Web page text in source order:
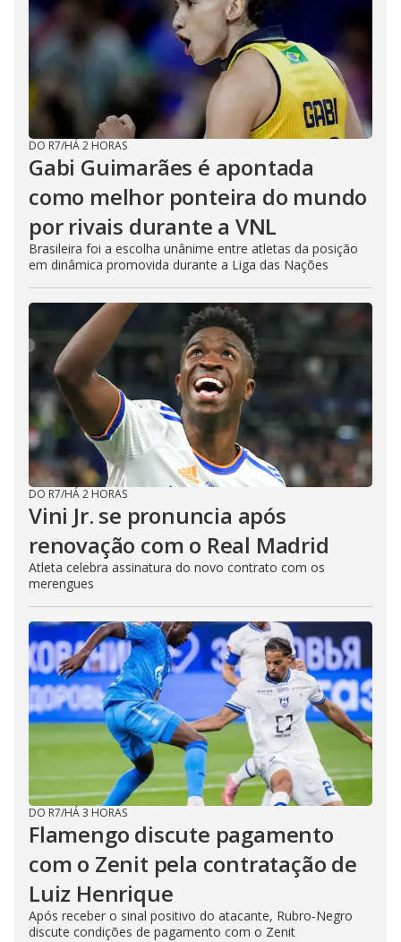
DO R7/HÁ 2 HORAS
Gabi Guimarães é apontada
como melhor ponteira do mundo
por rivais durante a VNL
Brasileira foi a escolha unânime entre atletas da posição
em dinâmica promovida durante a Liga das Nações
DO R7/HÁ 2 HORAS
Vini Jr. se pronuncia após
renovação com o Real Madrid
Atleta celebra assinatura do novo contrato com os
merengues
DO R7/HÁ 3 HORAS
Flamengo discute pagamento
com o Zenit pela contratação de
Luiz Henrique
Após receber o sinal positivo do atacante, Rubro-Negro
discute condições de pagamento com o Zenit